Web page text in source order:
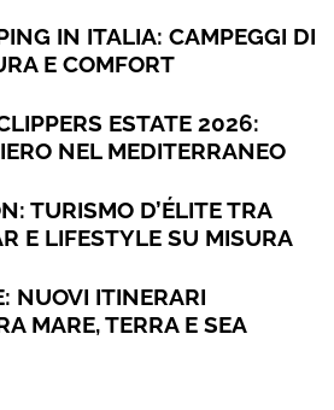
IN ITALIA: CAMPEGGI DI
E COMFORT
ESTATE 2026:
NEL MEDITERRANEO
TURISMO D’ÉLITE TRA
E LIFESTYLE SU MISURA
NUOVI ITINERARI
MARE, TERRA E SEA